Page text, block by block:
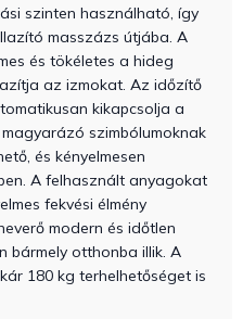
szinten használható, így
masszázs útjába. A
és tökéletes a hideg
az izmokat. Az időzítő
kikapcsolja a
szimbólumoknak
és kényelmesen
A felhasznált anyagokat
fekvési élmény
modern és időtlen
bármely otthonba illik. A
180 kg terhelhetőséget is